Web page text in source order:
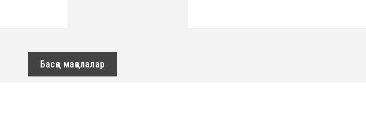
Басқа мақалалар